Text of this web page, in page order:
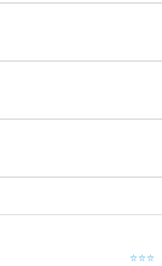
⭐⭐⭐